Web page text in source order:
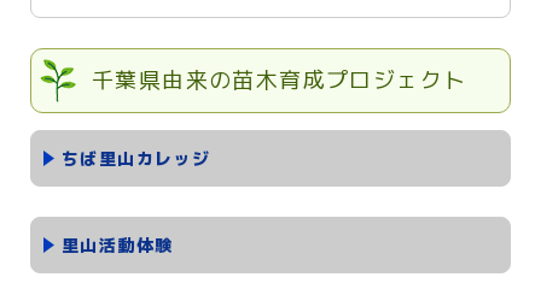
千葉県由来の苗木育成プロジェクト
ちば里山カレッジ
里山活動体験